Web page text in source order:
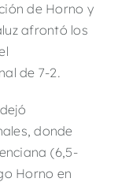
de Horno y
afrontó los
de 7-2.
donde
(6,5-
Horno en